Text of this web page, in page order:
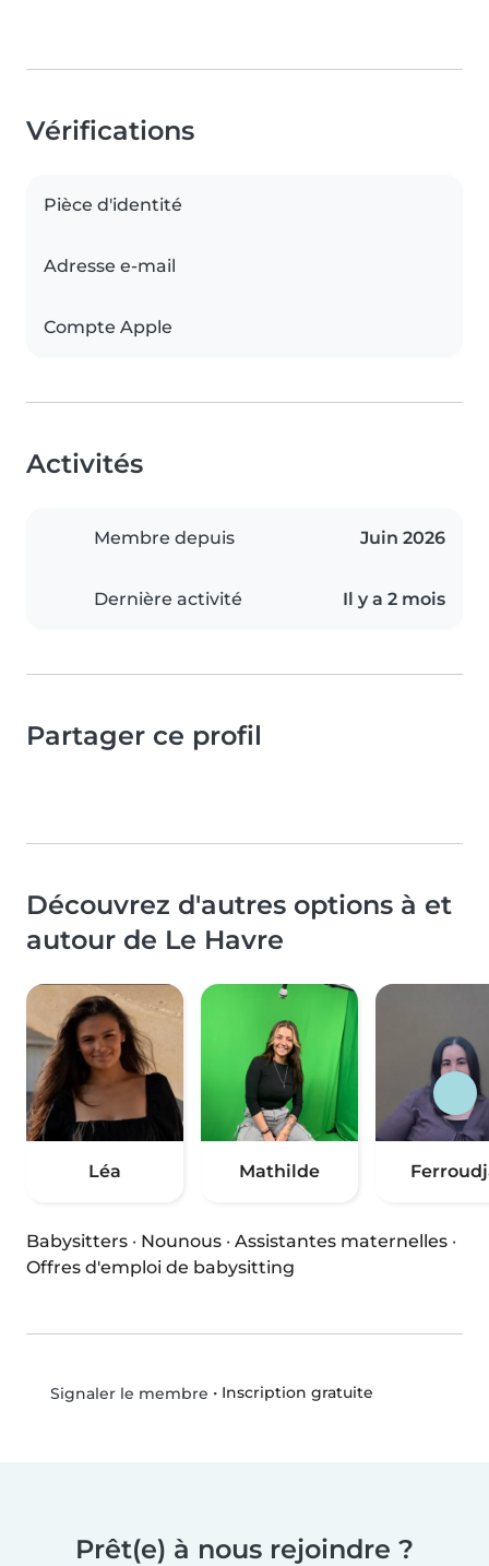
Vérifications
Pièce d'identité
Adresse e-mail
Compte Apple
Activités
Membre depuis Juin 2026
Dernière activité Il y a 2 mois
Partager ce profil
Découvrez d'autres options à et
autour de Le Havre
Léa Mathilde
Babysitters · Nounous · Assistantes maternelles ·
Offres d'emploi de babysitting
Signaler le membre • Inscription gratuite
Prêt(e) à nous rejoindre ?